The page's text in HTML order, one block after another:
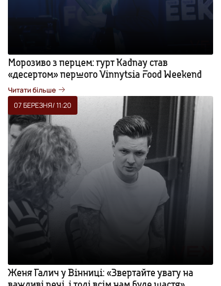
Морозиво з перцем: гурт Kadnay став
«десертом» першого Vinnytsia Food Weekend
Читати більше
07 БЕРЕЗНЯ/ 11:20
Женя Галич у Вінниці: «Звертайте увагу на